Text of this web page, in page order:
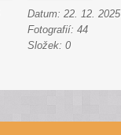
Datum: 22. 12. 2025
Fotografií: 44
Složek: 0